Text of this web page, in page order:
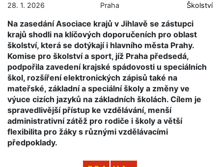
28. 1. 2026 Praha Školství
Na zasedání Asociace krajů v Jihlavě se zástupci
krajů shodli na klíčových doporučeních pro oblast
školství, která se dotýkají i hlavního města Prahy.
Komise pro školství a sport, jíž Praha předsedá,
podpořila zavedení krajské spádovosti u speciálních
škol, rozšíření elektronických zápisů také na
mateřské, základní a speciální školy a změny ve
výuce cizích jazyků na základních školách. Cílem je
spravedlivější přístup ke vzdělávání, menší
administrativní zátěž pro rodiče i školy a větší
flexibilita pro žáky s různými vzdělávacími
předpoklady.